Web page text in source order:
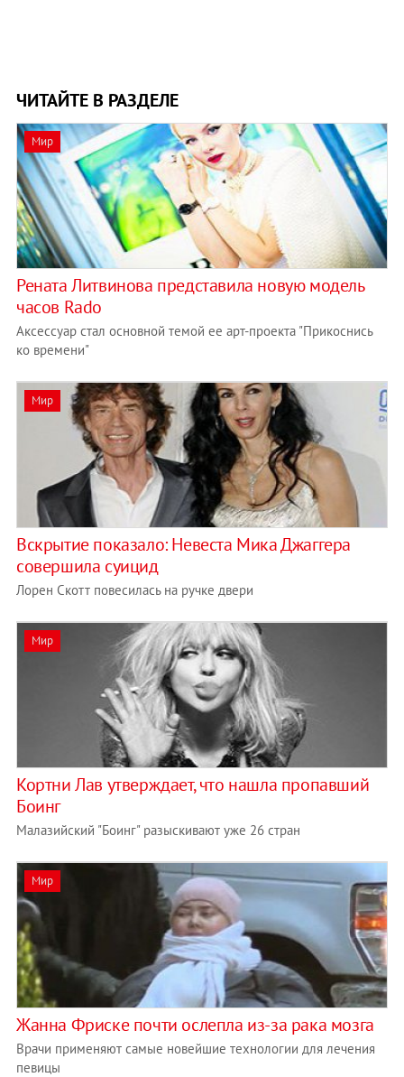
ЧИТАЙТЕ В РАЗДЕЛЕ
Мир
Рената Литвинова представила новую модель
часов Rado
Аксессуар стал основной темой ее арт-проекта "Прикоснись
ко времени"
Мир
Вскрытие показало: Невеста Мика Джаггера
совершила суицид
Лорен Скотт повесилась на ручке двери
Мир
Кортни Лав утверждает, что нашла пропавший
Боинг
Малазийский "Боинг" разыскивают уже 26 стран
Мир
Жанна Фриске почти ослепла из-за рака мозга
Врачи применяют самые новейшие технологии для лечения
певицы